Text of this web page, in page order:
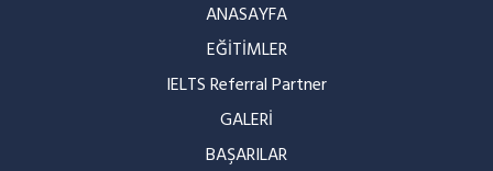
ANASAYFA
EĞİTİMLER
IELTS Referral Partner
GALERİ
BAŞARILAR